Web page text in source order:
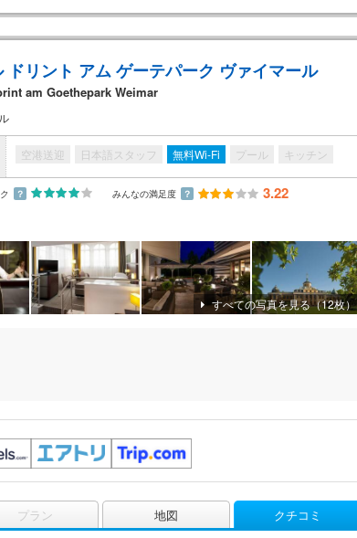
ドリント アム ゲーテパーク ヴァイマール
am Goethepark Weimar
空港送迎 日本語スタッフ 無料Wi-Fi プール キッチン
？ みんなの満足度 ？ 3.22
すべての写真を見る（12枚）
プラン 地図 クチコミ